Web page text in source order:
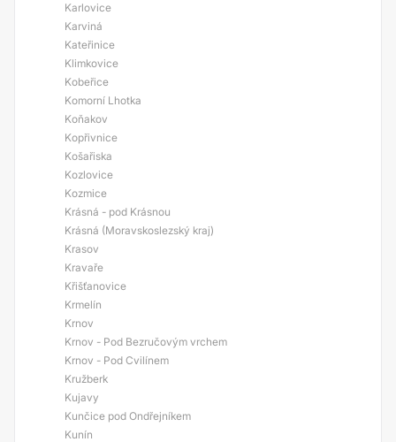
Karlovice
Karviná
Kateřinice
Klimkovice
Kobeřice
Komorní Lhotka
Koňakov
Kopřivnice
Košařiska
Kozlovice
Kozmice
Krásná - pod Krásnou
Krásná (Moravskoslezský kraj)
Krasov
Kravaře
Křišťanovice
Krmelín
Krnov
Krnov - Pod Bezručovým vrchem
Krnov - Pod Cvilínem
Kružberk
Kujavy
Kunčice pod Ondřejníkem
Kunín